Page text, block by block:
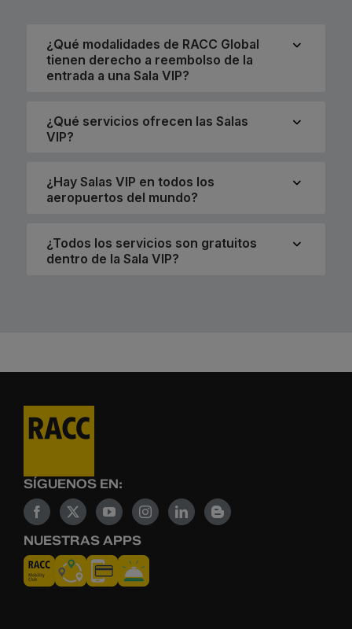
¿Qué modalidades de RACC Global
tienen derecho a reembolso de la
entrada a una Sala VIP?
¿Qué servicios ofrecen las Salas
VIP?
¿Hay Salas VIP en todos los
aeropuertos del mundo?
¿Todos los servicios son gratuitos
dentro de la Sala VIP?
SÍGUENOS EN:
NUESTRAS APPS